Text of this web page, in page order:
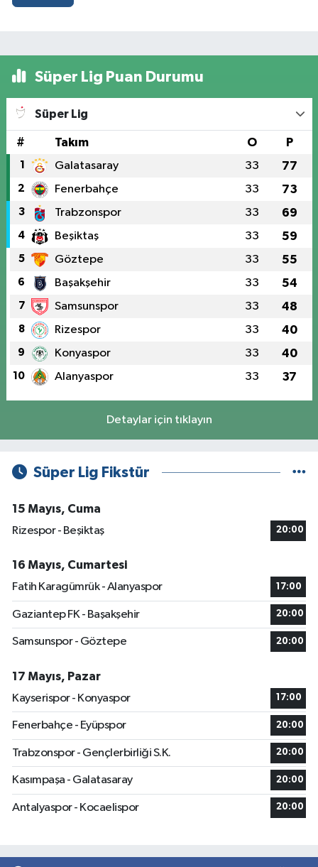
Süper Lig Puan Durumu
Süper Lig
# Takım O P
1 Galatasaray 33 77
2 Fenerbahçe 33 73
3 Trabzonspor 33 69
4 Beşiktaş 33 59
5 Göztepe 33 55
6 Başakşehir 33 54
7 Samsunspor 33 48
8 Rizespor 33 40
9 Konyaspor 33 40
10 Alanyaspor 33 37
Detaylar için tıklayın
Süper Lig Fikstür
15 Mayıs, Cuma
Rizespor - Beşiktaş
20:00
16 Mayıs, Cumartesi
Fatih Karagümrük - Alanyaspor
17:00
Gaziantep FK - Başakşehir 20:00
Samsunspor - Göztepe 20:00
17 Mayıs, Pazar
Kayserispor - Konyaspor
17:00
Fenerbahçe - Eyüpspor 20:00
Trabzonspor - Gençlerbirliği S.K. 20:00
Kasımpaşa - Galatasaray 20:00
Antalyaspor - Kocaelispor 20:00